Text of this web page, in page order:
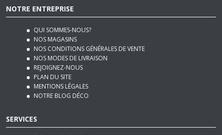
NOTRE ENTREPRISE
QUI SOMMES-NOUS?
NOS MAGASINS
NOS CONDITIONS GÉNÉRALES DE VENTE
NOS MODES DE LIVRAISON
REJOIGNEZ-NOUS
PLAN DU SITE
MENTIONS LÉGALES
NOTRE BLOG DÉCO
SERVICES